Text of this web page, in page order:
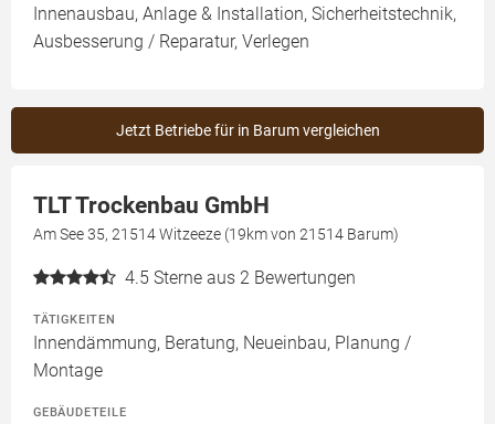
Innenausbau, Anlage & Installation, Sicherheitstechnik,
Ausbesserung / Reparatur, Verlegen
Jetzt Betriebe für in Barum vergleichen
TLT Trockenbau GmbH
Am See 35, 21514 Witzeeze (19km von 21514 Barum)
4.5 Sterne aus 2 Bewertungen
TÄTIGKEITEN
Innendämmung, Beratung, Neueinbau, Planung /
Montage
GEBÄUDETEILE